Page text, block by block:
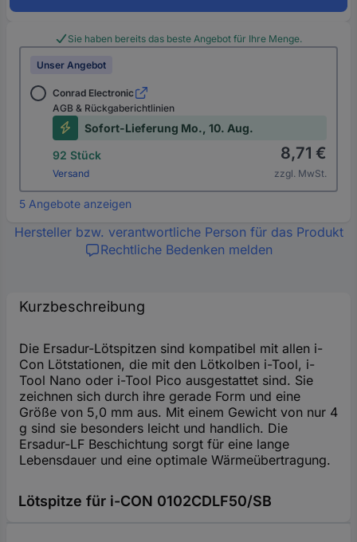
Sie haben bereits das beste Angebot für Ihre Menge.
Unser Angebot
Conrad Electronic
AGB & Rückgaberichtlinien
Sofort-Lieferung Mo., 10. Aug.
92 Stück
Versand
8,71 €
zzgl. MwSt.
5 Angebote anzeigen
Hersteller bzw. verantwortliche Person für das Produkt
Rechtliche Bedenken melden
Kurzbeschreibung
Die Ersadur-Lötspitzen sind kompatibel mit allen i-
Con Lötstationen, die mit den Lötkolben i-Tool, i-
Tool Nano oder i-Tool Pico ausgestattet sind. Sie
zeichnen sich durch ihre gerade Form und eine
Größe von 5,0 mm aus. Mit einem Gewicht von nur 4
g sind sie besonders leicht und handlich. Die
Ersadur-LF Beschichtung sorgt für eine lange
Lebensdauer und eine optimale Wärmeübertragung.
Lötspitze für i-CON 0102CDLF50/SB